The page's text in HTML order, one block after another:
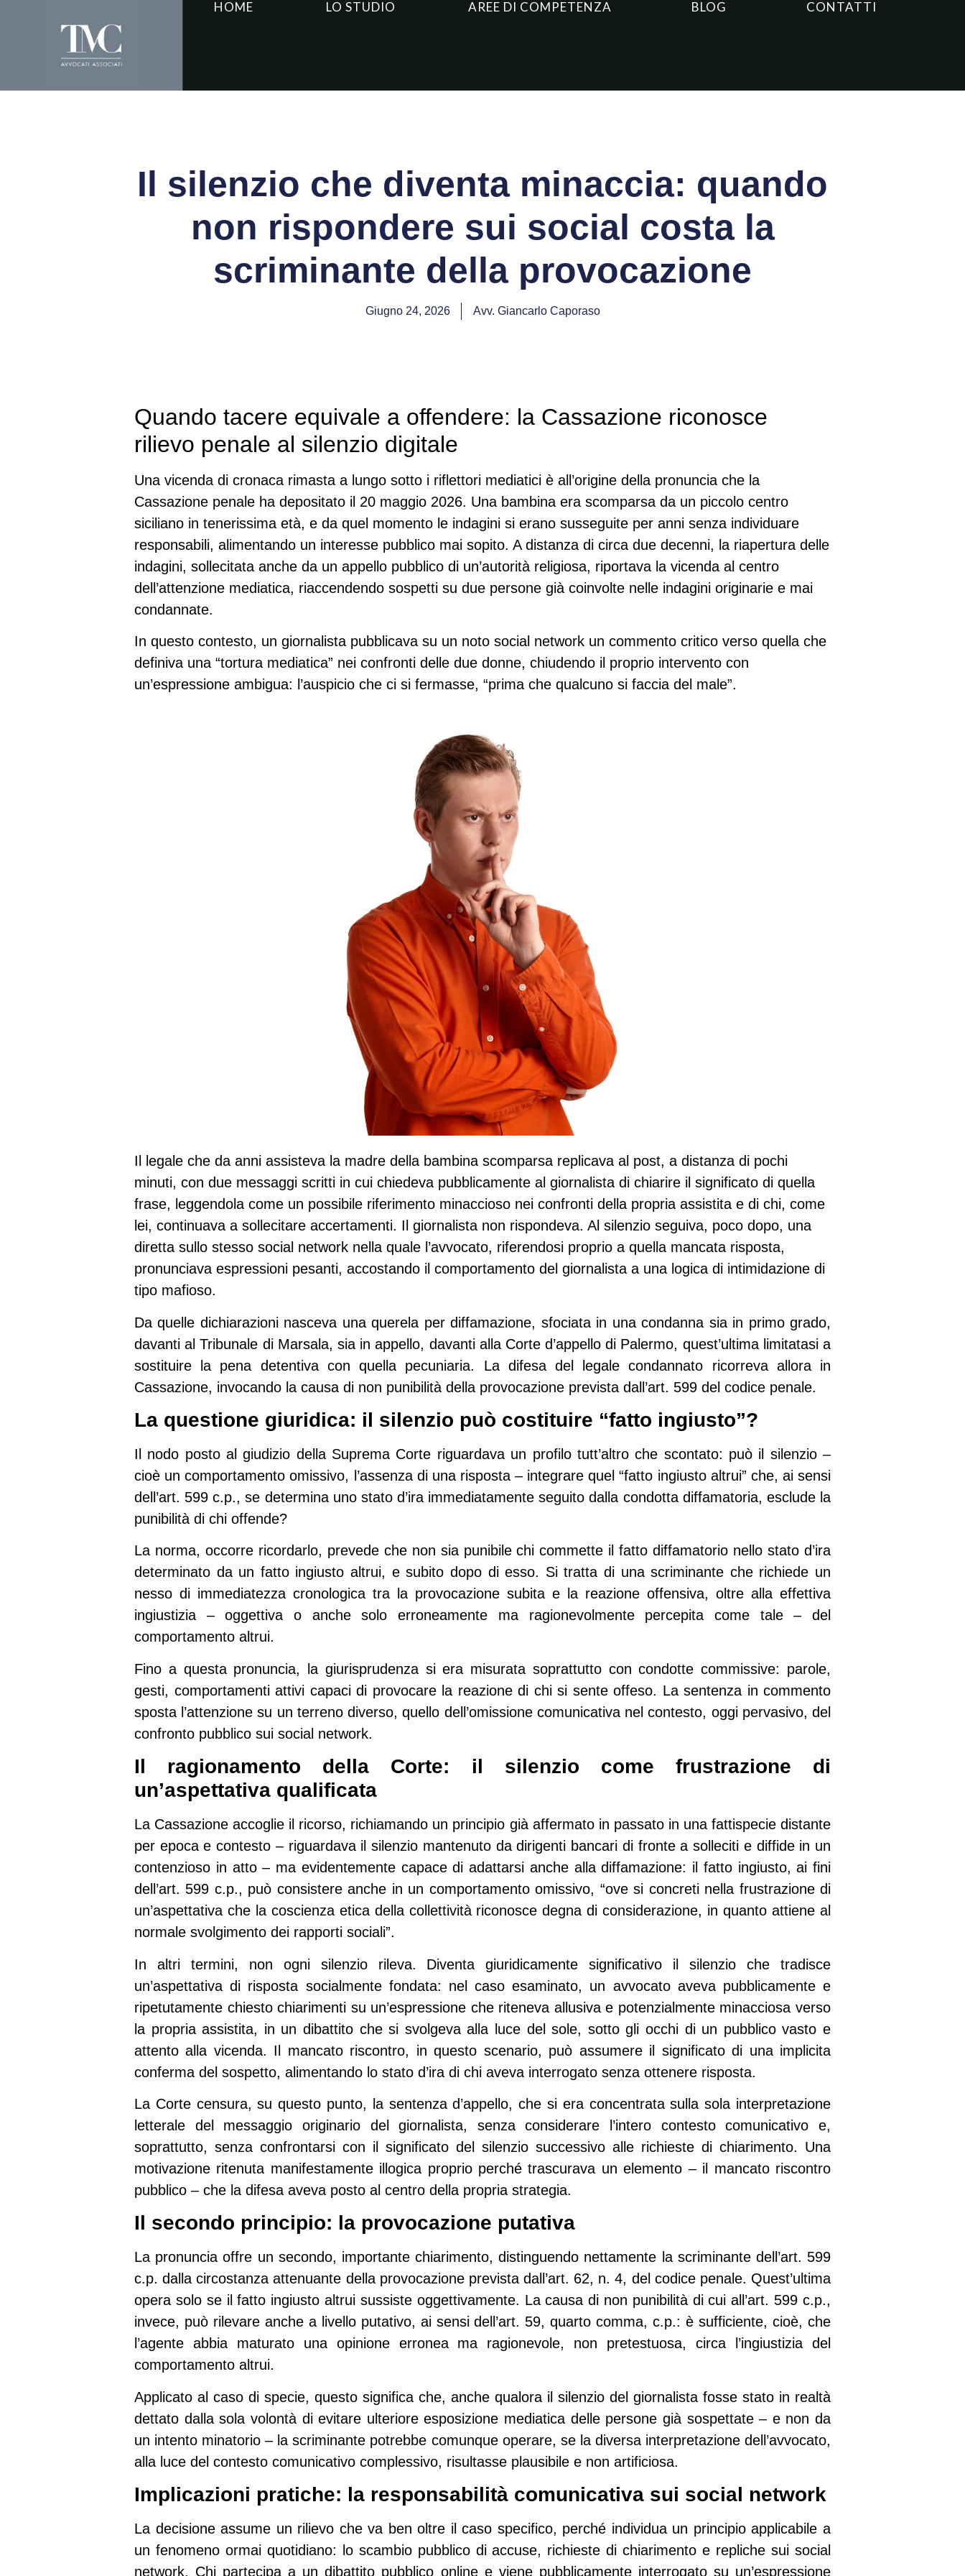
HOME LO STUDIO AREE DI COMPETENZA BLOG CONTATTI
Il silenzio che diventa minaccia: quando
non rispondere sui social costa la
scriminante della provocazione
Giugno 24, 2026 Avv. Giancarlo Caporaso
Quando tacere equivale a offendere: la Cassazione riconosce
rilievo penale al silenzio digitale
Una vicenda di cronaca rimasta a lungo sotto i riflettori mediatici è all’origine della pronuncia che la
Cassazione penale ha depositato il 20 maggio 2026. Una bambina era scomparsa da un piccolo centro
siciliano in tenerissima età, e da quel momento le indagini si erano susseguite per anni senza individuare
responsabili, alimentando un interesse pubblico mai sopito. A distanza di circa due decenni, la riapertura delle
indagini, sollecitata anche da un appello pubblico di un’autorità religiosa, riportava la vicenda al centro
dell’attenzione mediatica, riaccendendo sospetti su due persone già coinvolte nelle indagini originarie e mai
condannate.
In questo contesto, un giornalista pubblicava su un noto social network un commento critico verso quella che
definiva una “tortura mediatica” nei confronti delle due donne, chiudendo il proprio intervento con
un’espressione ambigua: l’auspicio che ci si fermasse, “prima che qualcuno si faccia del male”.
Il legale che da anni assisteva la madre della bambina scomparsa replicava al post, a distanza di pochi
minuti, con due messaggi scritti in cui chiedeva pubblicamente al giornalista di chiarire il significato di quella
frase, leggendola come un possibile riferimento minaccioso nei confronti della propria assistita e di chi, come
lei, continuava a sollecitare accertamenti. Il giornalista non rispondeva. Al silenzio seguiva, poco dopo, una
diretta sullo stesso social network nella quale l’avvocato, riferendosi proprio a quella mancata risposta,
pronunciava espressioni pesanti, accostando il comportamento del giornalista a una logica di intimidazione di
tipo mafioso.
Da quelle dichiarazioni nasceva una querela per diffamazione, sfociata in una condanna sia in primo grado,
davanti al Tribunale di Marsala, sia in appello, davanti alla Corte d’appello di Palermo, quest’ultima limitatasi a
sostituire la pena detentiva con quella pecuniaria. La difesa del legale condannato ricorreva allora in
Cassazione, invocando la causa di non punibilità della provocazione prevista dall’art. 599 del codice penale.
La questione giuridica: il silenzio può costituire “fatto ingiusto”?
Il nodo posto al giudizio della Suprema Corte riguardava un profilo tutt’altro che scontato: può il silenzio –
cioè un comportamento omissivo, l’assenza di una risposta – integrare quel “fatto ingiusto altrui” che, ai sensi
dell’art. 599 c.p., se determina uno stato d’ira immediatamente seguito dalla condotta diffamatoria, esclude la
punibilità di chi offende?
La norma, occorre ricordarlo, prevede che non sia punibile chi commette il fatto diffamatorio nello stato d’ira
determinato da un fatto ingiusto altrui, e subito dopo di esso. Si tratta di una scriminante che richiede un
nesso di immediatezza cronologica tra la provocazione subita e la reazione offensiva, oltre alla effettiva
ingiustizia – oggettiva o anche solo erroneamente ma ragionevolmente percepita come tale – del
comportamento altrui.
Fino a questa pronuncia, la giurisprudenza si era misurata soprattutto con condotte commissive: parole,
gesti, comportamenti attivi capaci di provocare la reazione di chi si sente offeso. La sentenza in commento
sposta l’attenzione su un terreno diverso, quello dell’omissione comunicativa nel contesto, oggi pervasivo, del
confronto pubblico sui social network.
Il ragionamento della Corte: il silenzio come frustrazione di
un’aspettativa qualificata
La Cassazione accoglie il ricorso, richiamando un principio già affermato in passato in una fattispecie distante
per epoca e contesto – riguardava il silenzio mantenuto da dirigenti bancari di fronte a solleciti e diffide in un
contenzioso in atto – ma evidentemente capace di adattarsi anche alla diffamazione: il fatto ingiusto, ai fini
dell’art. 599 c.p., può consistere anche in un comportamento omissivo, “ove si concreti nella frustrazione di
un’aspettativa che la coscienza etica della collettività riconosce degna di considerazione, in quanto attiene al
normale svolgimento dei rapporti sociali”.
In altri termini, non ogni silenzio rileva. Diventa giuridicamente significativo il silenzio che tradisce
un’aspettativa di risposta socialmente fondata: nel caso esaminato, un avvocato aveva pubblicamente e
ripetutamente chiesto chiarimenti su un’espressione che riteneva allusiva e potenzialmente minacciosa verso
la propria assistita, in un dibattito che si svolgeva alla luce del sole, sotto gli occhi di un pubblico vasto e
attento alla vicenda. Il mancato riscontro, in questo scenario, può assumere il significato di una implicita
conferma del sospetto, alimentando lo stato d’ira di chi aveva interrogato senza ottenere risposta.
La Corte censura, su questo punto, la sentenza d’appello, che si era concentrata sulla sola interpretazione
letterale del messaggio originario del giornalista, senza considerare l’intero contesto comunicativo e,
soprattutto, senza confrontarsi con il significato del silenzio successivo alle richieste di chiarimento. Una
motivazione ritenuta manifestamente illogica proprio perché trascurava un elemento – il mancato riscontro
pubblico – che la difesa aveva posto al centro della propria strategia.
Il secondo principio: la provocazione putativa
La pronuncia offre un secondo, importante chiarimento, distinguendo nettamente la scriminante dell’art. 599
c.p. dalla circostanza attenuante della provocazione prevista dall’art. 62, n. 4, del codice penale. Quest’ultima
opera solo se il fatto ingiusto altrui sussiste oggettivamente. La causa di non punibilità di cui all’art. 599 c.p.,
invece, può rilevare anche a livello putativo, ai sensi dell’art. 59, quarto comma, c.p.: è sufficiente, cioè, che
l’agente abbia maturato una opinione erronea ma ragionevole, non pretestuosa, circa l’ingiustizia del
comportamento altrui.
Applicato al caso di specie, questo significa che, anche qualora il silenzio del giornalista fosse stato in realtà
dettato dalla sola volontà di evitare ulteriore esposizione mediatica delle persone già sospettate – e non da
un intento minatorio – la scriminante potrebbe comunque operare, se la diversa interpretazione dell’avvocato,
alla luce del contesto comunicativo complessivo, risultasse plausibile e non artificiosa.
Implicazioni pratiche: la responsabilità comunicativa sui social network
La decisione assume un rilievo che va ben oltre il caso specifico, perché individua un principio applicabile a
un fenomeno ormai quotidiano: lo scambio pubblico di accuse, richieste di chiarimento e repliche sui social
network. Chi partecipa a un dibattito pubblico online e viene pubblicamente interrogato su un’espressione